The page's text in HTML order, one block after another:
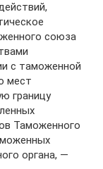
союза
с таможенной
мест
границу
Таможенного
органа, —